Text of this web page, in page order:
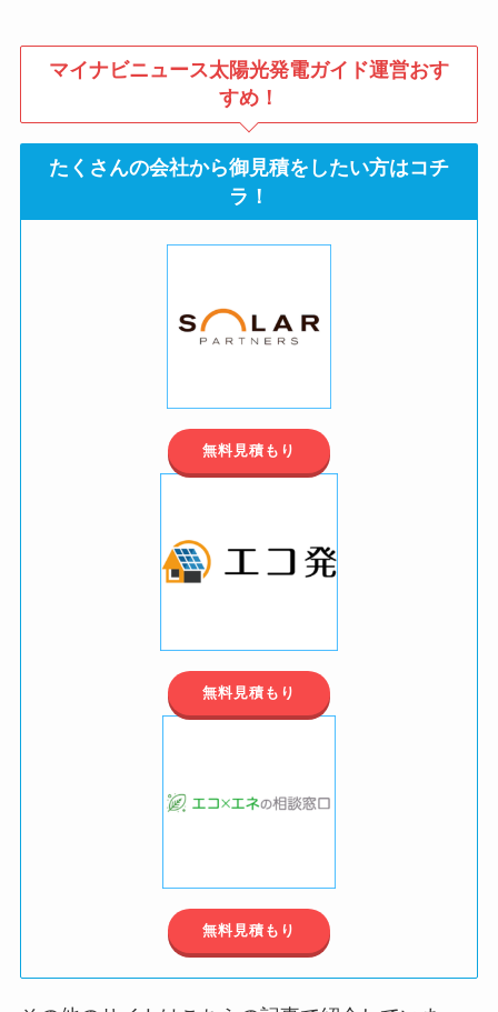
マイナビニュース太陽光発電ガイド運営おす
すめ！
たくさんの会社から御見積をしたい方はコチ
ラ！
無料見積もり
無料見積もり
無料見積もり